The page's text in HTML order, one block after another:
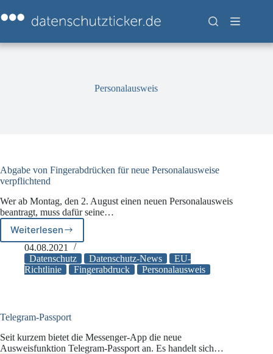
Inhalt
springen
Personalausweis
Abgabe von Fingerabdrücken für neue Personalausweise
verpflichtend
Wer ab Montag, den 2. August einen neuen Personalausweis
beantragt, muss dafür seine…
Weiterlesen
Abgabe
von
Fingerabdrücken
für
04.08.2021
Datenschutz
Datenschutz-News
EU-
Richtlinie
Fingerabdruck Personalausweis
Telegram-Passport
Seit kurzem bietet die Messenger-App die neue
Ausweisfunktion Telegram-Passport an. Es handelt sich…